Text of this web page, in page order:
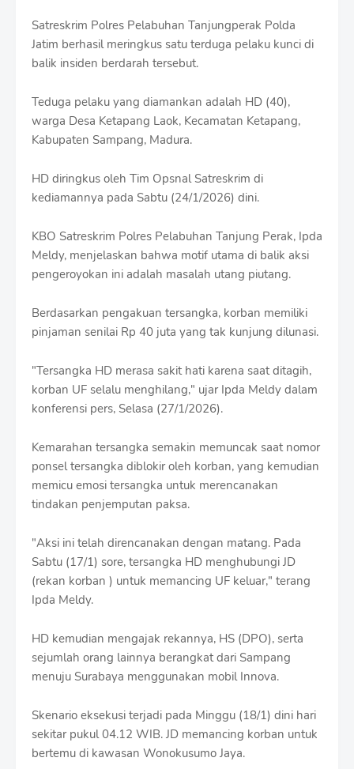
Satreskrim Polres Pelabuhan Tanjungperak Polda
Jatim berhasil meringkus satu terduga pelaku kunci di
balik insiden berdarah tersebut.
Teduga pelaku yang diamankan adalah HD (40),
warga Desa Ketapang Laok, Kecamatan Ketapang,
Kabupaten Sampang, Madura.
HD diringkus oleh Tim Opsnal Satreskrim di
kediamannya pada Sabtu (24/1/2026) dini.
KBO Satreskrim Polres Pelabuhan Tanjung Perak, Ipda
Meldy, menjelaskan bahwa motif utama di balik aksi
pengeroyokan ini adalah masalah utang piutang.
Berdasarkan pengakuan tersangka, korban memiliki
pinjaman senilai Rp 40 juta yang tak kunjung dilunasi.
"Tersangka HD merasa sakit hati karena saat ditagih,
korban UF selalu menghilang," ujar Ipda Meldy dalam
konferensi pers, Selasa (27/1/2026).
Kemarahan tersangka semakin memuncak saat nomor
ponsel tersangka diblokir oleh korban, yang kemudian
memicu emosi tersangka untuk merencanakan
tindakan penjemputan paksa.
"Aksi ini telah direncanakan dengan matang. Pada
Sabtu (17/1) sore, tersangka HD menghubungi JD
(rekan korban ) untuk memancing UF keluar," terang
Ipda Meldy.
HD kemudian mengajak rekannya, HS (DPO), serta
sejumlah orang lainnya berangkat dari Sampang
menuju Surabaya menggunakan mobil Innova.
Skenario eksekusi terjadi pada Minggu (18/1) dini hari
sekitar pukul 04.12 WIB. JD memancing korban untuk
bertemu di kawasan Wonokusumo Jaya.
i
t
h
S
r
f
f
e
m
p
a
t
e
s